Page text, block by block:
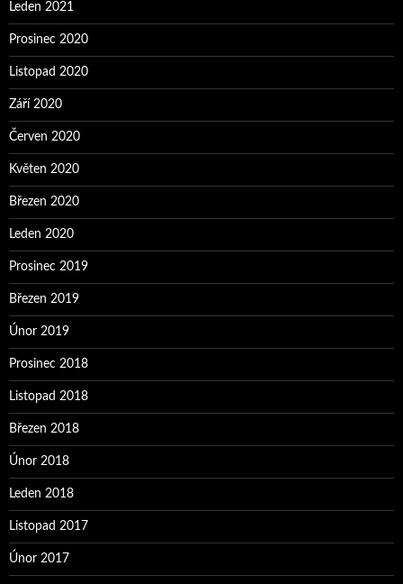
Leden 2021
Prosinec 2020
Listopad 2020
Září 2020
Červen 2020
Květen 2020
Březen 2020
Leden 2020
Prosinec 2019
Březen 2019
Únor 2019
Prosinec 2018
Listopad 2018
Březen 2018
Únor 2018
Leden 2018
Listopad 2017
Únor 2017